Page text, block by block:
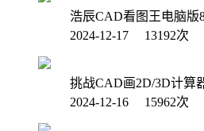
浩辰CAD看图王电脑版
2024-12-17 13192次
挑战CAD画2D/3D计算
2024-12-16 15962次